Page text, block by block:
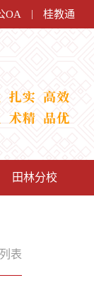
OA 桂教通
田林分校
列表